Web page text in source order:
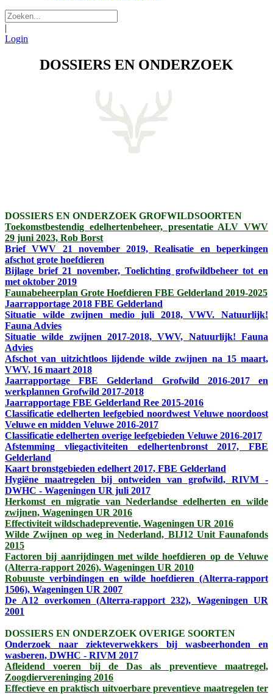
|
Login
DOSSIERS EN ONDERZOEK
DOSSIERS EN ONDERZOEK GROFWILDSOORTEN
Toekomstbestendig edelhertenbeheer, presentatie ALV VWV
29 juni 2023, Rob Borst
Brief VWV 21 november 2019, Realisatie en beperkingen
afschot grote hoefdieren
Bijlage brief 21 november, Toelichting grofwildbeheer tot en
met oktober 2019
Faunabeheerplan Grote Hoefdieren FBE Gelderland 2019-2025
Jaarrapportage 2018 FBE Gelderland
Situatie wilde zwijnen medio juli 2018, VWV. Natuurlijk!
Fauna Advies
Situatie wilde zwijnen 2017-2018, VWV, Natuurlijk! Fauna
Advies
Afschot van uitzichtloos lijdende wilde zwijnen na 15 maart,
VWV, 16 maart 2018
Jaarrapportage FBE Gelderland Grofwild 2016-2017 en
werkplannen Grofwild 2017-2018
Jaarrapportage FBE Gelderland Ree 2015-2016
Classificatie edelherten leefgebied noordwest Veluwe noordoost
Veluwe en midden Veluwe 2016-2017
Classificatie edelherten overige leefgebieden Veluwe 2016-2017
Afstemming vliegactiviteiten edelhertenbronst 2017, FBE
Gelderland
Kaart bronstgebieden edelhert 2017, FBE Gelderland
Hygiëne maatregelen bij ontweiden van grofwild, RIVM -
DWHC - Wageningen UR juli 2017
Herkomst en migratie van Nederlandse edelherten en wilde
zwijnen, Wageningen UR 2016
Effectiviteit wildschadepreventie, Wageningen UR 2016
Wilde Zwijnen op weg in Nederland, BIJ12 Unit Faunafonds
2015
Factoren bij aanrijdingen met wilde hoefdieren op de Veluwe
(Alterra-rapport 2026), Wageningen UR 2010
Robuuste verbindingen en wilde hoefdieren (Alterra-rapport
1506), Wageningen UR 2007
De A12 overkomen (Alterra-rapport 232), Wageningen UR
2001
DOSSIERS EN ONDERZOEK OVERIGE SOORTEN
Onderzoek naar ziekteverwekkers bij wasbeerhonden en
wasberen, DWHC - RIVM 2017
Afleidend voeren bij de Das als preventieve maatregel,
Zoogdiervereninging 2016
Effectieve en praktisch uitvoerbare preventieve maatregelen ter